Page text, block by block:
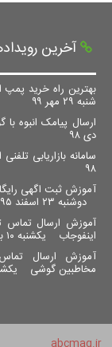
آخرین
بهترین راه خرید
شنبه ۲۹ مهر ۹۹
ارسال پیامک انبوه
دی ۹۸
سامانه بازاریابی
۹۸
آموزش ثبت اگهی
دوشنبه ۲۳ اسفند ۹۵
آموزش ارسال تماس
اینفوجاب یکشنبه ۱۰ بهمن ۹۵
آموزش ارسال
مخاطبین گوشی یکشنبه